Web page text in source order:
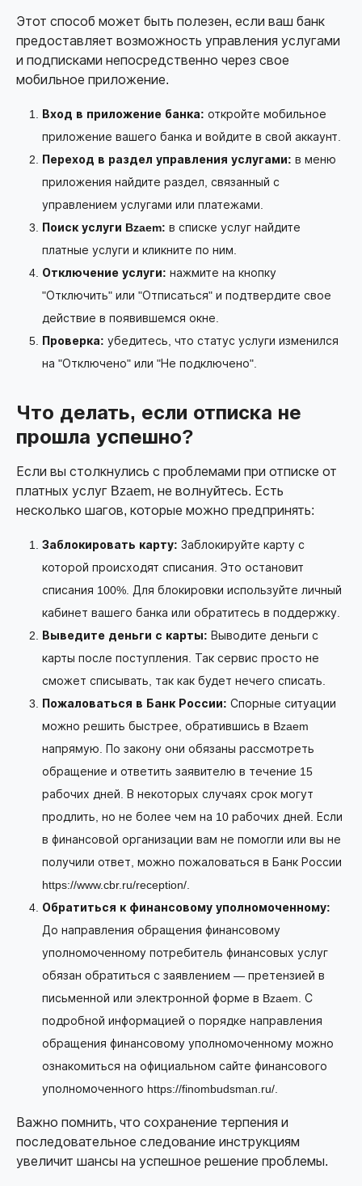
Этот способ может быть полезен, если ваш банк
предоставляет возможность управления услугами
и подписками непосредственно через свое
мобильное приложение.
Вход в приложение банка: откройте мобильное
приложение вашего банка и войдите в свой аккаунт.
Переход в раздел управления услугами: в меню
приложения найдите раздел, связанный с
управлением услугами или платежами.
Поиск услуги Bzaem: в списке услуг найдите
платные услуги и кликните по ним.
Отключение услуги: нажмите на кнопку
"Отключить" или "Отписаться" и подтвердите свое
действие в появившемся окне.
Проверка: убедитесь, что статус услуги изменился
на "Отключено" или "Не подключено".
Что делать, если отписка не
прошла успешно?
Если вы столкнулись с проблемами при отписке от
платных услуг Bzaem, не волнуйтесь. Есть
несколько шагов, которые можно предпринять:
Заблокировать карту: Заблокируйте карту с
которой происходят списания. Это остановит
списания 100%. Для блокировки используйте личный
кабинет вашего банка или обратитесь в поддержку.
Выведите деньги с карты: Выводите деньги с
карты после поступления. Так сервис просто не
сможет списывать, так как будет нечего списать.
Пожаловаться в Банк России: Спорные ситуации
можно решить быстрее, обратившись в Bzaem
напрямую. По закону они обязаны рассмотреть
обращение и ответить заявителю в течение 15
рабочих дней. В некоторых случаях срок могут
продлить, но не более чем на 10 рабочих дней. Если
в финансовой организации вам не помогли или вы не
получили ответ, можно пожаловаться в Банк России
https://www.cbr.ru/reception/.
Обратиться к финансовому уполномоченному:
До направления обращения финансовому
уполномоченному потребитель финансовых услуг
обязан обратиться с заявлением — претензией в
письменной или электронной форме в Bzaem. С
подробной информацией о порядке направления
обращения финансовому уполномоченному можно
ознакомиться на официальном сайте финансового
уполномоченного https://finombudsman.ru/.
Важно помнить, что сохранение терпения и
последовательное следование инструкциям
увеличит шансы на успешное решение проблемы.